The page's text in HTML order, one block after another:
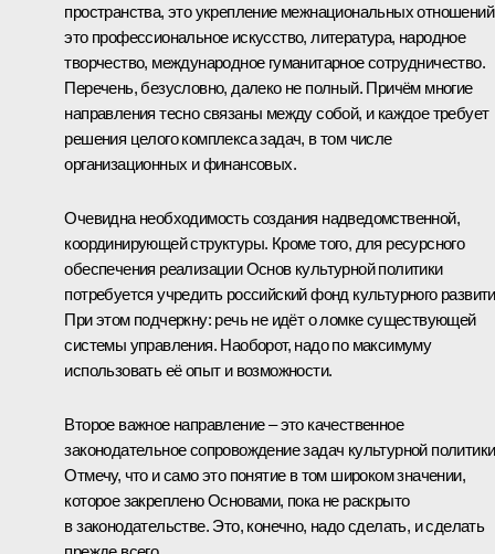
пространства, это укрепление межнациональных
это профессиональное искусство, литература, народное
творчество, международное гуманитарное сотрудничество.
Перечень, безусловно, далеко не полный. Причём многие
направления тесно связаны между собой, и каждое требует
решения целого комплекса задач, в том числе
организационных и финансовых.
Очевидна необходимость создания надведомственной,
координирующей структуры. Кроме того, для ресурсного
обеспечения реализации Основ культурной политики
потребуется учредить российский фонд культурного
При этом подчеркну: речь не идёт о ломке существующей
системы управления. Наоборот, надо по максимуму
использовать её опыт и возможности.
Второе важное направление – это качественное
законодательное сопровождение задач культурной
Отмечу, что и само это понятие в том широком значении,
которое закреплено Основами, пока не раскрыто
в законодательстве. Это, конечно, надо сделать, и сделать